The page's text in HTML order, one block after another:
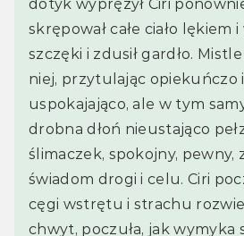
dotyk wyprężył Ciri
skrępował całe ciało lękiem
szczęki i zdusił gardło.
niej, przytulając opiekuńczo
uspokajająco, ale w tym
drobna dłoń nieustająco
ślimaczek, spokojny, pewny,
świadom drogi i celu. Ciri
cęgi wstrętu i strachu
chwyt, poczuła, jak wymyka